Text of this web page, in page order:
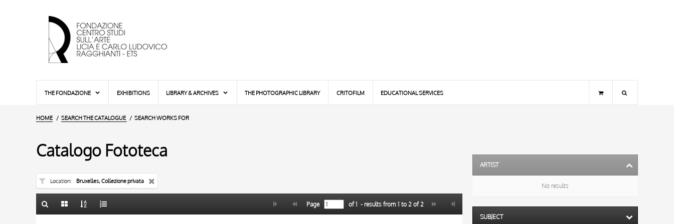
THE FONDAZIONE EXHIBITIONS LIBRARY & ARCHIVES THE PHOTOGRAPHIC LIBRARY CRITOFILM EDUCATIONAL SERVICES
HOME SEARCH THE CATALOGUE SEARCH WORKS FOR
Catalogo Fototeca
Location Bruxelles, Collezione privata
Page of1 - results from 1 to 2of2
ARTIST
No results
SUBJECT